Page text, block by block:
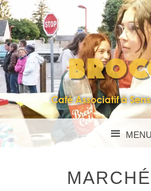
Café Associatif à
MENU